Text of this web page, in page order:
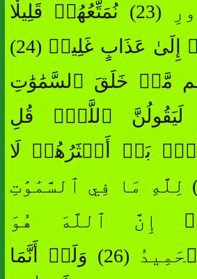
بِذَاتِ ٱلصُّدُورِ (23) نُمَتِّعُهُمۡ قَلِيلٗا
ثُمَّ نَضۡطَرُّهُمۡ إِلَىٰ عَذَابٍ غَلِيظٖ (24)
مَّنۡ خَلَقَ ٱلسَّمَٰوَٰتِ
ٱللَّهُۚ قُلِ
بَلۡ أَكۡثَرُهُمۡ لَا
(25) لِلَّهِ مَا فِي ٱلسَّمَٰوَٰتِ
إِنَّ ٱللَّهَ هُوَ
ٱلۡغَنِيُّ ٱلۡحَمِيدُ (26) وَلَوۡ أَنَّمَا